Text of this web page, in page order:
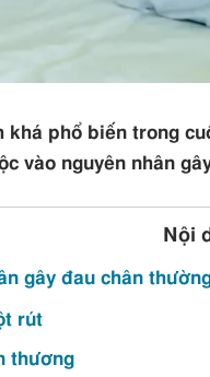
khá phổ biến trong
vào nguyên nhân
Nội
gây đau chân
rút
thương